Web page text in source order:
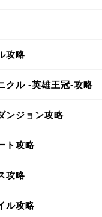
攻略
クル -英雄王冠-攻略
ンジョン攻略
ト攻略
攻略
ル攻略